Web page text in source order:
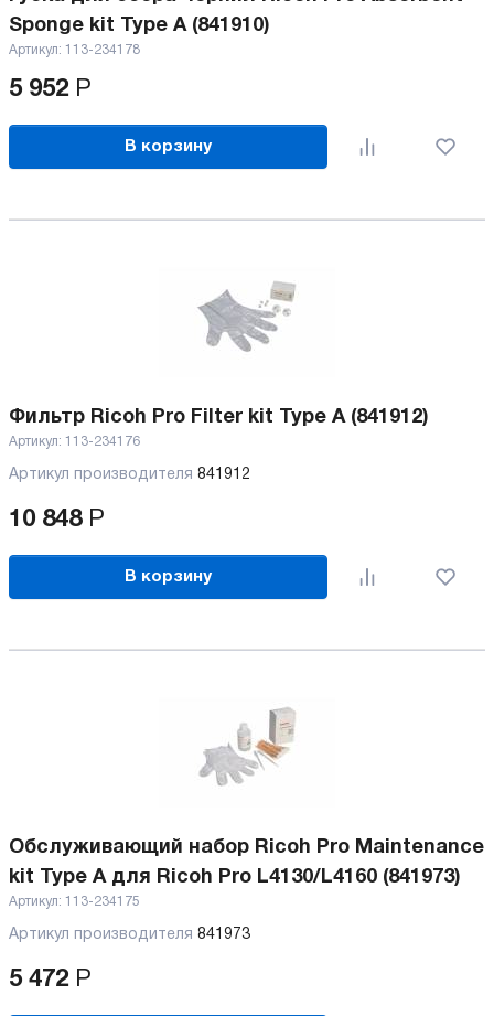
Sponge kit Type A (841910)
Артикул: 113-234178
5 952 Р
В корзину
Фильтр Ricoh Pro Filter kit Type A (841912)
Артикул: 113-234176
Артикул производителя 841912
10 848 Р
В корзину
Обслуживающий набор Ricoh Pro Maintenance
kit Type A для Ricoh Pro L4130/L4160 (841973)
Артикул: 113-234175
Артикул производителя 841973
5 472 Р